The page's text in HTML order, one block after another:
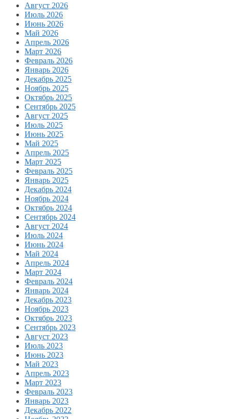
Август 2026
Июль 2026
Июнь 2026
Май 2026
Апрель 2026
Март 2026
Февраль 2026
Январь 2026
Декабрь 2025
Ноябрь 2025
Октябрь 2025
Сентябрь 2025
Август 2025
Июль 2025
Июнь 2025
Май 2025
Апрель 2025
Март 2025
Февраль 2025
Январь 2025
Декабрь 2024
Ноябрь 2024
Октябрь 2024
Сентябрь 2024
Август 2024
Июль 2024
Июнь 2024
Май 2024
Апрель 2024
Март 2024
Февраль 2024
Январь 2024
Декабрь 2023
Ноябрь 2023
Октябрь 2023
Сентябрь 2023
Август 2023
Июль 2023
Июнь 2023
Май 2023
Апрель 2023
Март 2023
Февраль 2023
Январь 2023
Декабрь 2022